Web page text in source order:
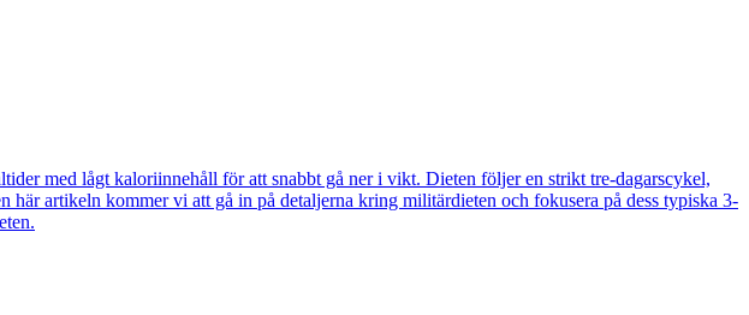
med lågt kaloriinnehåll för att snabbt gå ner i vikt. Dieten följer en strikt tre-dagarscykel,
artikeln kommer vi att gå in på detaljerna kring militärdieten och fokusera på dess typiska 3-